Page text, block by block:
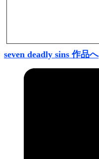
seven deadly sins 作品へ